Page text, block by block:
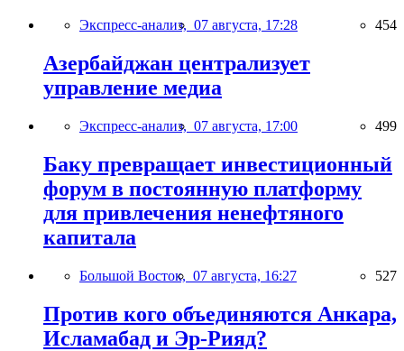
Экспресс-анализ, 07 августа, 17:28 454
Азербайджан централизует
управление медиа
Экспресс-анализ, 07 августа, 17:00 499
Баку превращает инвестиционный
форум в постоянную платформу
для привлечения ненефтяного
капитала
Большой Восток, 07 августа, 16:27 527
Против кого объединяются Анкара,
Исламабад и Эр-Рияд?